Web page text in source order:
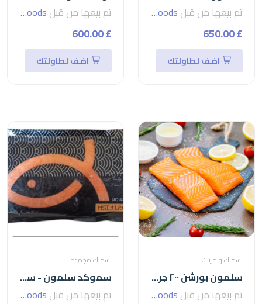
تم بيعها من قبل seven foods
£ 650.00
اضف لطاولتك
تم بيعها من قبل seven foods
£ 600.00
اضف لطاولتك
اسماك وبحريات
سلمون بورشن ٢٠٠ جرامsalmon
تم بيعها من قبل seven foods
اسماك مجمدة
سموكد سلمون - سلمون مدخن 200 جرام
تم بيعها من قبل seven foods